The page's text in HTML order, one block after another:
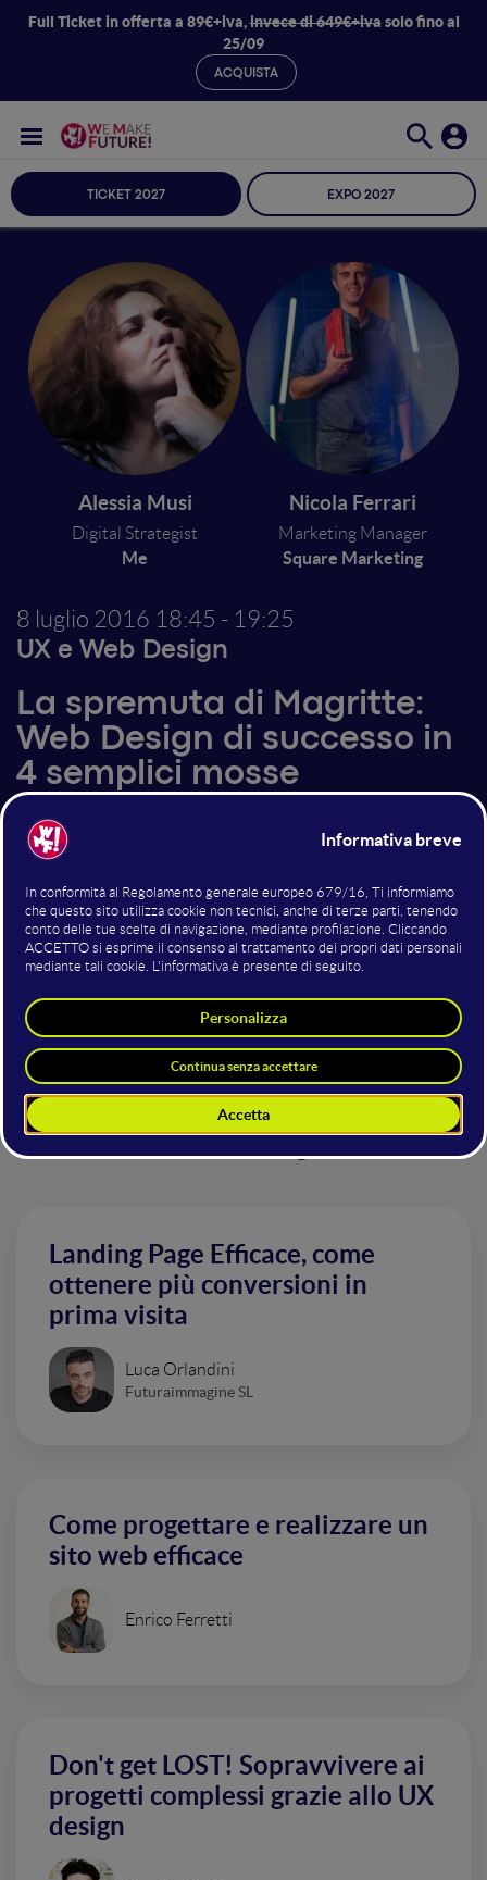
Full Ticket in offerta a 89€+iva,invece di 649€+ivasolo fino al
25/09
ACQUISTA
TICKET 2027 EXPO 2027
Alessia Musi
Digital Strategist
Me
Nicola Ferrari
Marketing Manager
Square Marketing
8 luglio 2016 18:45 - 19:25
UX e Web Design
La spremuta di Magritte:
Web Design di successo in
4 semplici mosse
Capiremo assieme quali sono gli elementi principali su
cui fondare il design di un sito web e di come tali
elementi vengono interpretati dal cervello umano. Il
nostro viaggio attraversa 4 libri fondamentali e
indispensabili per chi si occupa di Web, ne sintetizza i
concetti base e fornisce esempi concreti.... e
Altri interventi nella sala UX e
Landing Page Efficace, come
ottenere più conversioni in
prima visita
Luca Orlandini
Futuraimmagine SL
Come progettare e realizzare un
sito web efficace
Enrico Ferretti
Don't get LOST! Sopravvivere ai
progetti complessi grazie allo UX
design